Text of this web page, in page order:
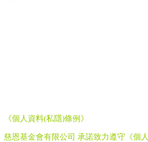
《個人資料(私隱)條例》
慈恩基金會有限公司 承諾致力遵守《個